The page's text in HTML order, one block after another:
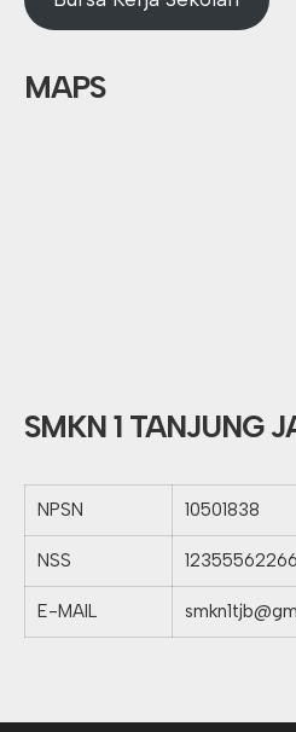
MAPS
SMKN 1 TANJUNG
NPSN 10501838
NSS
E-MAIL